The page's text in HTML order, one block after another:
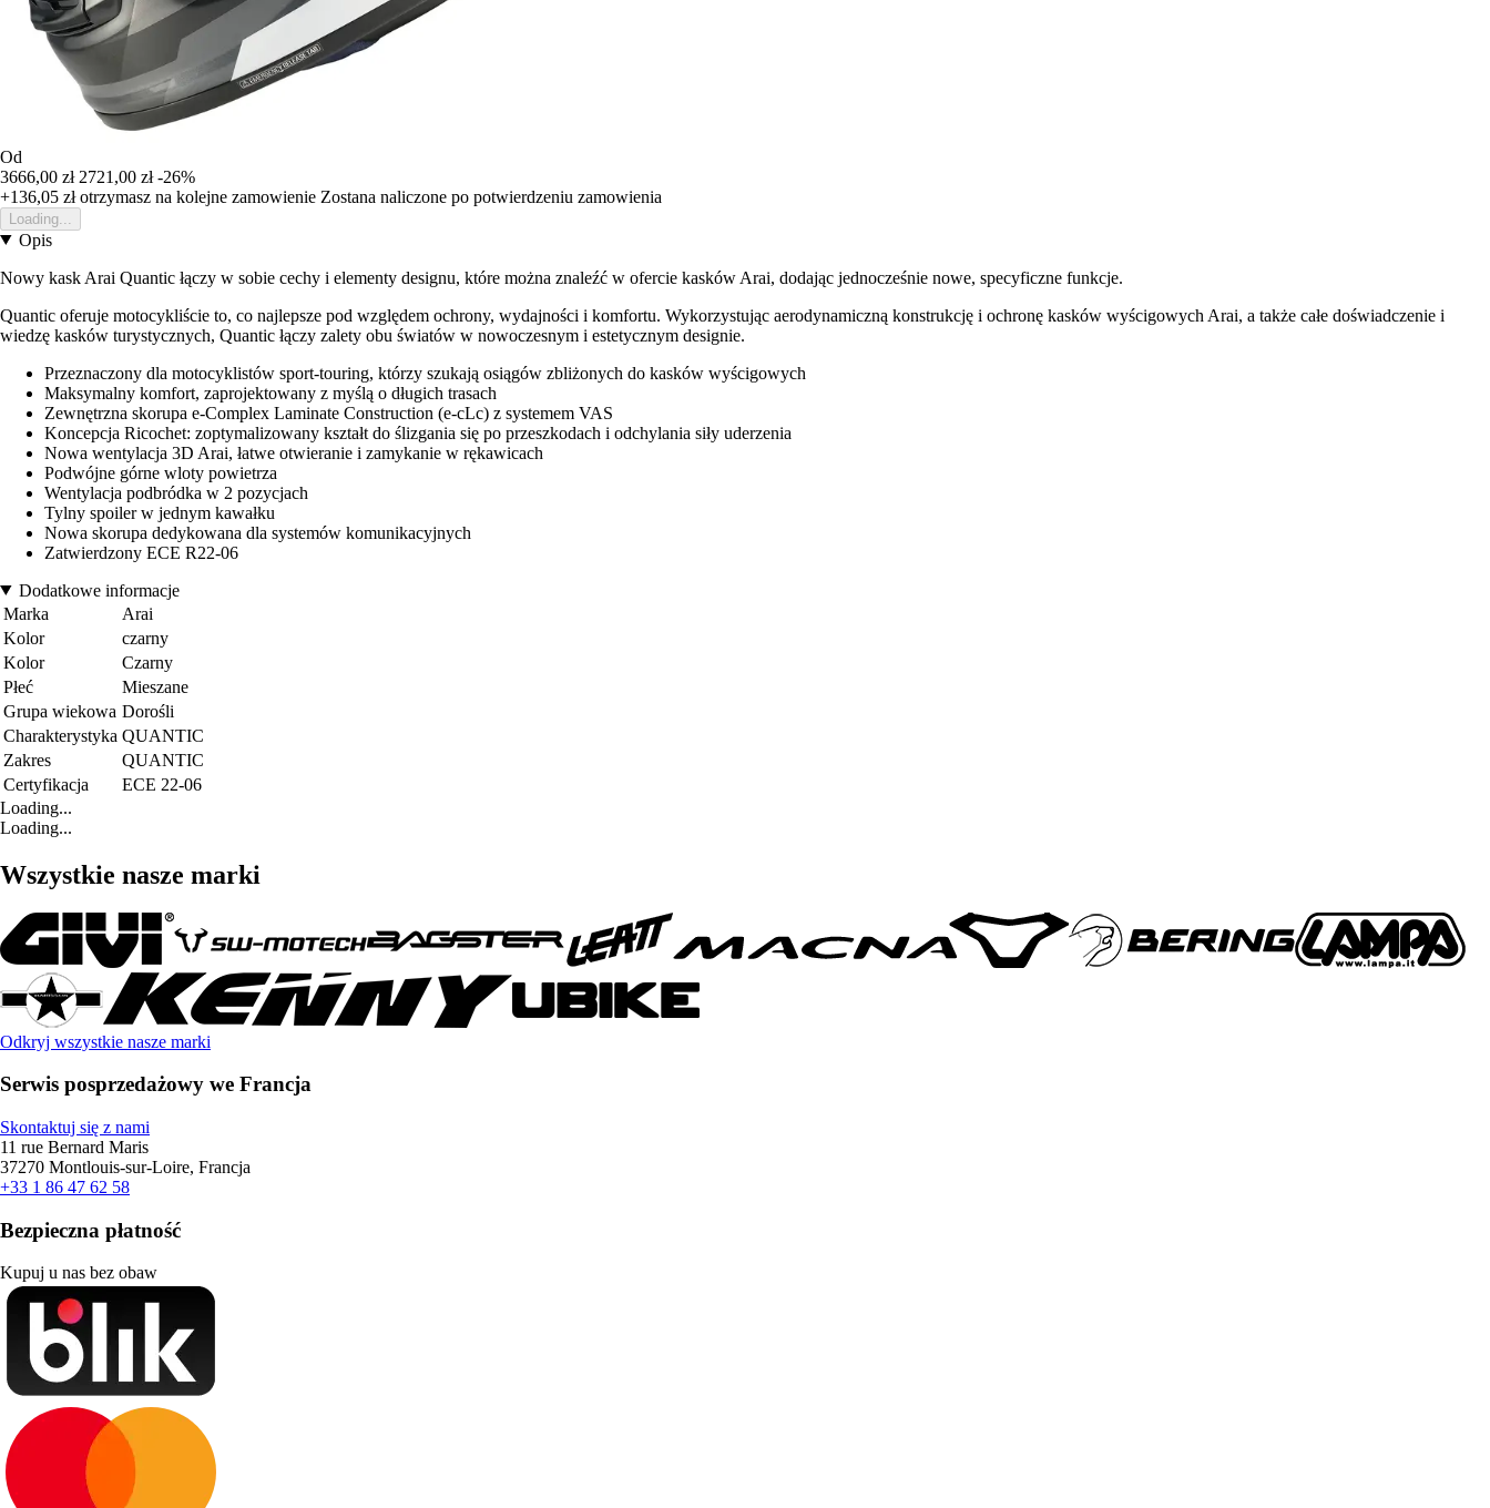
Od
3666,00 zł 2721,00 zł -26%
+136,05 złotrzymasz na kolejne zamowienie Zostana naliczone po potwierdzeniu zamowienia
Loading...
Opis
Nowy kask Arai Quantic łączy w sobie cechy i elementy designu, które można znaleźć w ofercie kasków Arai, dodając jednocześnie nowe, specyficzne funkcje.
Quantic oferuje motocykliście to, co najlepsze pod względem ochrony, wydajności i komfortu. Wykorzystując aerodynamiczną konstrukcję i ochronę kasków wyścigowych Arai, a także całe doświadczenie i
wiedzę kasków turystycznych, Quantic łączy zalety obu światów w nowoczesnym i estetycznym designie.
Przeznaczony dla motocyklistów sport-touring, którzy szukają osiągów zbliżonych do kasków wyścigowych
Maksymalny komfort, zaprojektowany z myślą o długich trasach
Zewnętrzna skorupa e-Complex Laminate Construction (e-cLc) z systemem VAS
Koncepcja Ricochet: zoptymalizowany kształt do ślizgania się po przeszkodach i odchylania siły uderzenia
Nowa wentylacja 3D Arai, łatwe otwieranie i zamykanie w rękawicach
Podwójne górne wloty powietrza
Wentylacja podbródka w 2 pozycjach
Tylny spoiler w jednym kawałku
Nowa skorupa dedykowana dla systemów komunikacyjnych
Zatwierdzony ECE R22-06
Dodatkowe informacje
Marka
Arai
Kolor
czarny
Kolor
Czarny
Płeć
Mieszane
Grupa wiekowa Dorośli
Charakterystyka QUANTIC
Zakres
QUANTIC
Certyfikacja
ECE 22-06
Loading...
Loading...
Wszystkie nasze marki
Odkryj wszystkie nasze marki
Serwis posprzedażowy we Francja
Skontaktuj się z nami
11 rue Bernard Maris
37270 Montlouis-sur-Loire, Francja
+33 1 86 47 62 58
Bezpieczna płatność
Kupuj u nas bez obaw